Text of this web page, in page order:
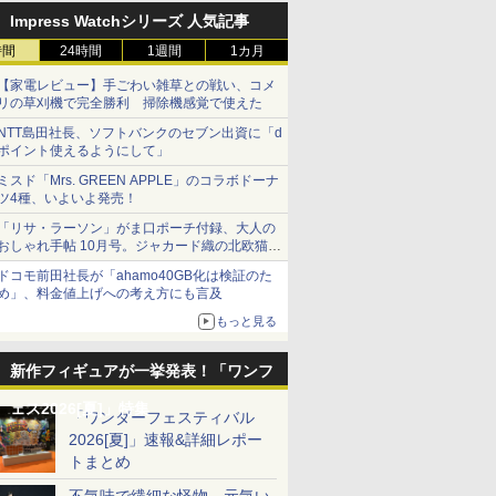
Impress Watchシリーズ 人気記事
24時間 1週間 1カ月
家電レビュー】手ごわい雑草との戦い、コメ
の草刈機で完全勝利 掃除機感覚で使えた
島田社長、ソフトバンクのセブン出資に「d
イント使えるようにして」
スド「Mrs. GREEN APPLE」のコラボドーナ
4種、いよいよ発売！
リサ・ラーソン」がま口ポーチ付録、大人の
しゃれ手帖 10月号。ジャカード織の北欧猫デ
イン
コモ前田社長が「ahamo40GB化は検証のた
」、料金値上げへの考え方にも言及
もっと見る
新作フィギュアが一挙発表！「ワンフ
ェス2026[夏]」特集「ワンダーフェスティバル
2026[夏]」速報&詳細レポー
トまとめ